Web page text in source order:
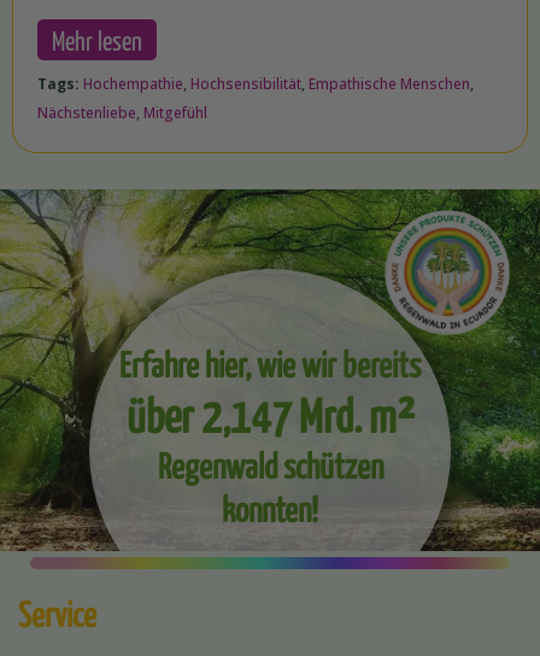
Mehr lesen
Tags: Hochempathie, Hochsensibilität, Empathische Menschen,
Nächstenliebe, Mitgefühl
Erfahre hier, wie wir bereits
über 2,147 Mrd. m²
Regenwald schützen
konnten!
Service